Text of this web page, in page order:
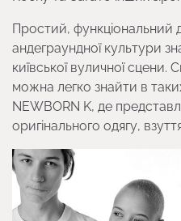
Простий, функціональний
андеграундної культури
київської вуличної сцени.
можна легко знайти в
NEWBORN K, де
оригінального одягу,